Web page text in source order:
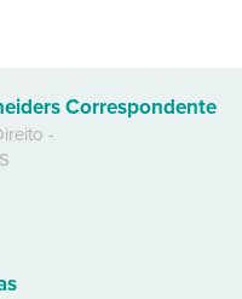
Correspondente
-